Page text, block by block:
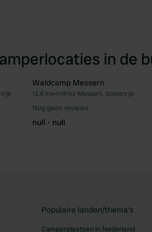
in de
Favoriet
Waldcamp Messern
12,6 km•Irnfritz-Messern, Oostenrijk
Nog geen reviews
null - null
Populaire landen/thema's
Camperplaatsen in Nederland